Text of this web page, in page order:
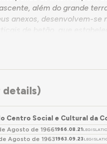
além do grande
anexos, desenvolvem-
do seu espaço interior.
details)
Centro Social e Cultural da
Agosto de 19661966.08.21
Agosto de 19631963.09.23